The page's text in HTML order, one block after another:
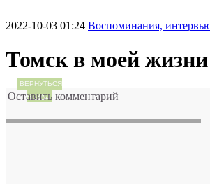
ВЕРНУТЬСЯ
НАЗАД
2022-10-03 01:24 Воспоминания,
Томск в моей жизни
Оставить комментарий